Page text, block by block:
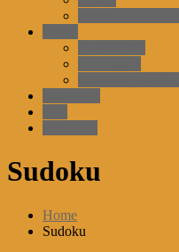
Sudoku
Home
Sudoku